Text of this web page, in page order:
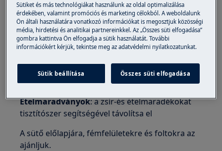
belső üvegajtót
A sütő ajtaja és a kezelőpanel: Tisztítsa meg a
sütő ajtót egy puha ruhával, meleg vízzel és egy
kevés tisztítószerrel
Fémfelületek: A fémfelületek tisztításához
használjon tisztítószert
Ételmaradványok: a zsír-és ételmaradékokat
tisztítószer segítségével távolítsa el
A sütő előlapjára, fémfelületekre és foltokra az
ajánljuk.
Sütiket és más technológiákat használunk az oldal optimalizálása
érdekében, valamint promóciós és marketing célokból. A weboldalunk
Ön általi használatára vonatkozó információkat is megosztjuk közösségi
média, hirdetési és analitikai partnereinkkel. Az „Összes süti elfogadása”
gombra kattintva Ön elfogadja a sütik használatát. További
információkért kérjük, tekintse meg az adatvédelmi nyilatkozatunkat.
Sütik beállítása Összes süti elfogadása